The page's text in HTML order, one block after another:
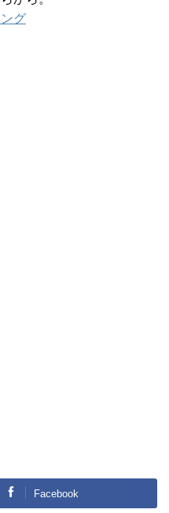
グ
Facebook